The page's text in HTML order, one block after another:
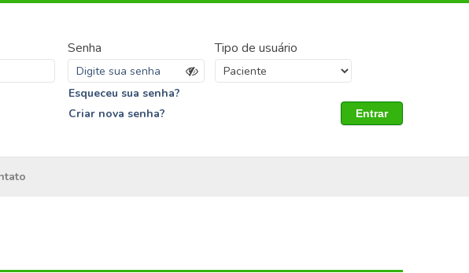
Senha
Esqueceu sua senha?
Criar nova senha?
Tipo de usuário
Entrar